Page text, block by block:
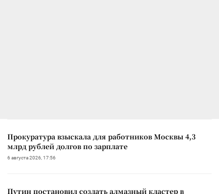
Прокуратура взыскала для работников Москвы 4,3
млрд рублей долгов по зарплате
6 августа 2026, 17:56
Путин постановил создать алмазный кластер в